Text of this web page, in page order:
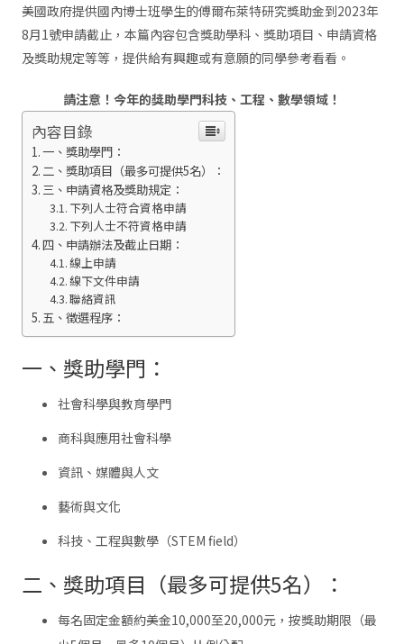
美國政府提供國內博士班學生的傅爾布萊特研究獎助金到2023年
8月1號申請截止，本篇內容包含獎助學科、獎助項目、申請資格
及獎助規定等等，提供給有興趣或有意願的同學參考看看。
請注意！今年的獎助學門科技、工程、數學領域！
內容目錄
一、獎助學門：
二、獎助項目（最多可提供5名）：
三、申請資格及獎助規定：
下列人士符合資格申請
下列人士不符資格申請
四、申請辦法及截止日期：
線上申請
線下文件申請
聯絡資訊
五、徵選程序：
一、獎助學門：
社會科學與教育學門
商科與應用社會科學
資訊、媒體與人文
藝術與文化
科技、工程與數學（STEM field）
二、獎助項目（最多可提供5名）：
每名固定金額約美金10,000至20,000元，按獎助期限（最